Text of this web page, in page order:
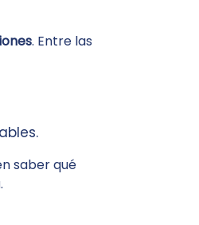
. Entre las
saber qué